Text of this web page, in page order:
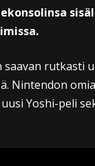
rutkasti
Nintendon
Yoshi-peli